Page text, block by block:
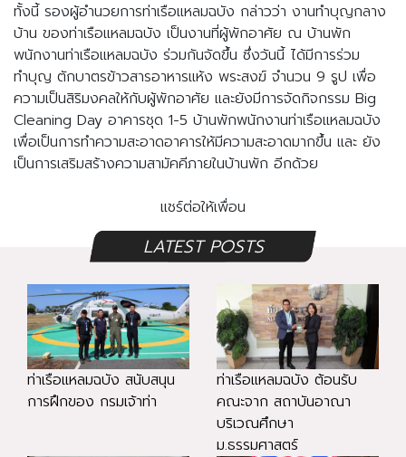
ทั้งนี้ รองผู้อำนวยการท่าเรือแหลมฉบัง กล่าวว่า งานทำบุญกลาง
บ้าน ของท่าเรือแหลมฉบัง เป็นงานที่ผู้พักอาศัย ณ บ้านพัก
พนักงานท่าเรือแหลมฉบัง ร่วมกันจัดขึ้น ซึ่งวันนี้ ได้มีการร่วม
ทำบุญ ตักบาตรข้าวสารอาหารแห้ง พระสงฆ์ จำนวน 9 รูป เพื่อ
ความเป็นสิริมงคลให้กับผู้พักอาศัย และยังมีการจัดกิจกรรม Big
Cleaning Day อาคารชุด 1-5 บ้านพักพนักงานท่าเรือแหลมฉบัง
เพื่อเป็นการทำความสะอาดอาคารให้มีความสะอาดมากขึ้น และ ยัง
เป็นการเสริมสร้างความสามัคคีภายในบ้านพัก อีกด้วย
แชร์ต่อให้เพื่อน
LATEST POSTS
ท่าเรือแหลมฉบัง สนับสนุน
การฝึกของ กรมเจ้าท่า
ท่าเรือแหลมฉบัง ต้อนรับ
คณะจาก สถาบันอาณา
บริเวณศึกษา
ม.ธรรมศาสตร์